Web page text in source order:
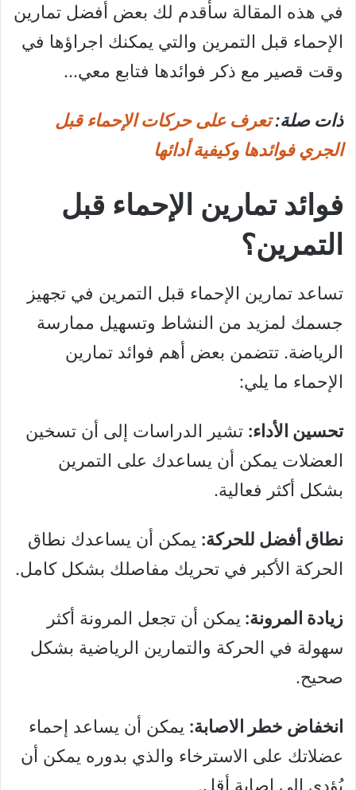
في هذه المقالة سأقدم لك بعض أفضل تمارين
الإحماء قبل التمرين والتي يمكنك اجراؤها في
وقت قصير مع ذكر فوائدها فتابع معي…
ذات صلة:تعرف على حركات الإحماء قبل
الجري فوائدها وكيفية أدائها
فوائد تمارين الإحماء قبل
التمرين؟
تساعد تمارين الإحماء قبل التمرين في تجهيز
جسمك لمزيد من النشاط وتسهيل ممارسة
الرياضة. تتضمن بعض أهم فوائد تمارين
الإحماء ما يلي:
تحسين الأداء: تشير الدراسات إلى أن تسخين
العضلات يمكن أن يساعدك على التمرين
بشكل أكثر فعالية.
نطاق أفضل للحركة: يمكن أن يساعدك نطاق
الحركة الأكبر في تحريك مفاصلك بشكل كامل.
زيادة المرونة: يمكن أن تجعل المرونة أكثر
سهولة في الحركة والتمارين الرياضية بشكل
صحيح.
انخفاض خطر الاصابة: يمكن أن يساعد إحماء
عضلاتك على الاسترخاء والذي بدوره يمكن أن
يُؤدي إلى إصابة أقل.